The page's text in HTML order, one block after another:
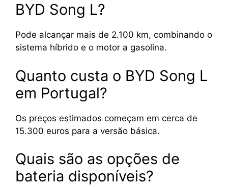
BYD Song L?
Pode alcançar mais de 2.100 km, combinando o
sistema híbrido e o motor a gasolina.
Quanto custa o BYD Song L
em Portugal?
Os preços estimados começam em cerca de
15.300 euros para a versão básica.
Quais são as opções de
bateria disponíveis?